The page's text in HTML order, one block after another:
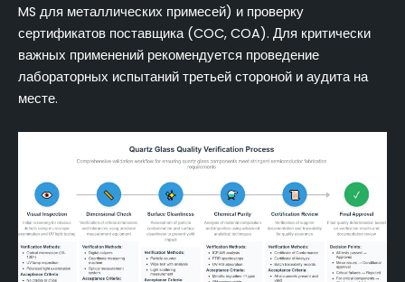
MS для металлических примесей) и проверку
сертификатов поставщика (COC, COA). Для критически
важных применений рекомендуется проведение
лабораторных испытаний третьей стороной и аудита на
месте.